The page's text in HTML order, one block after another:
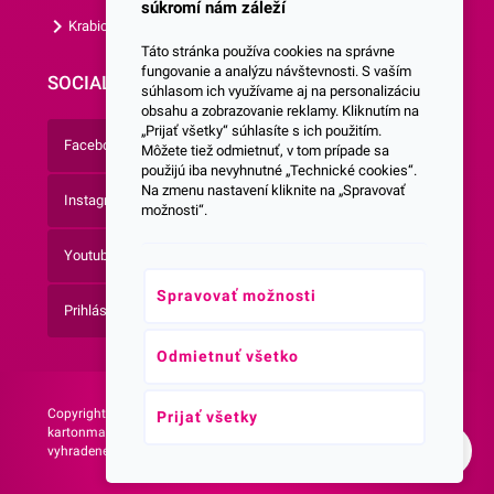
Krabice s vlastným logom
SOCIALNE SIETE
Facebook
Instagram
Youtube
Prihlásenie do Newsletteru
Copyright © 2026 -
kartonmax.sk Všetky práva
vyhradené
súkromí nám záleží
Táto stránka používa cookies na správne
fungovanie a analýzu návštevnosti. S vaším
súhlasom ich využívame aj na personalizáciu
obsahu a zobrazovanie reklamy. Kliknutím na
„Prijať všetky“ súhlasíte s ich použitím.
Môžete tiež odmietnuť, v tom prípade sa
použijú iba nevyhnutné „Technické cookies“.
Na zmenu nastavení kliknite na „Spravovať
možnosti“.
Spravovať možnosti
Odmietnuť všetko
Prijať všetky